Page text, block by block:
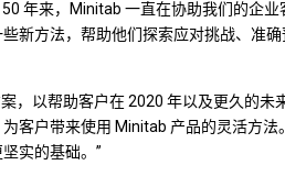
年来，Minitab 一直在协助我们的企
新方法，帮助他们探索应对挑战、准
，以帮助客户在 2020 年以及更久的
客户带来使用 Minitab 产品的灵活方
实的基础。”